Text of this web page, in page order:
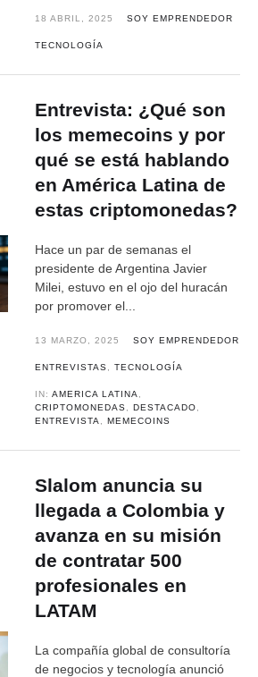
18 ABRIL, 2025 SOY EMPRENDEDOR
TECNOLOGÍA
Entrevista: ¿Qué son
los memecoins y por
qué se está hablando
en América Latina de
estas criptomonedas?
Hace un par de semanas el
presidente de Argentina Javier
Milei, estuvo en el ojo del huracán
por promover el...
13 MARZO, 2025 SOY EMPRENDEDOR
ENTREVISTAS ,TECNOLOGÍA
IN:AMERICA LATINA
CRIPTOMONEDAS
,DESTACADO
ENTREVISTA
,MEMECOINS
Slalom anuncia su
llegada a Colombia y
avanza en su misión
de contratar 500
profesionales en
LATAM
La compañía global de consultoría
de negocios y tecnología anunció